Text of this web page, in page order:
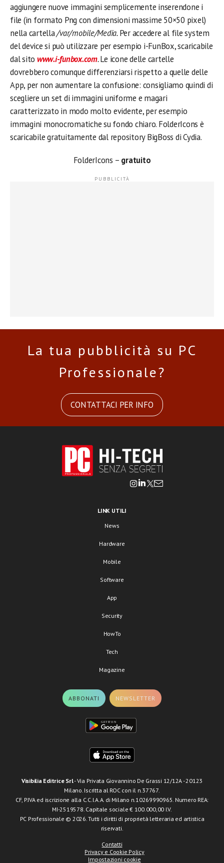
aggiungere nuove immagini semplicemente inserendone i
file (in formato Png con dimensioni massime 50×50 pixel)
nella cartella/var/mobile/Media.Per accedere al file system
del device si può utilizzare per esempio i-FunBox, scaricabile
dal sito www.i-funbox.com.Le icone delle cartelle
dovrebbero comunque differenziarsi rispetto a quelle delle
App, per non aumentare la confusione: consigliamo quindi di
scegliere un set di immagini uniforme e magari
caratterizzato in modo molto evidente, per esempio
immagini monocromatiche su fondo chiaro. FolderIcons è
scaricabile gratuitamente dal repository BigBoss di Cydia.
FolderIcons – gratuito
La tua pubblicità su PC
Professionale?
CONTATTACI PER INFO
LINK UTILI
News
Hardware
Mobile
Software
App
Security
HowTo
Tech
Magazine
ABBONATI NEWSLETTER
Visibilia Editrice Srl- Via Privata Giovannino De Grassi 12/12A - 20123
Milano. Iscritta al ROC con il n.37767.
CF, P.IVA ed iscrizione alla C.C.I.A.A. di Milano n.10269990965. Numero REA:
MI-2519578. Capitale sociale € 100.000,00 I.V.
PC Professionale © 2026. Tutti i diritti di proprietà letteraria ed artistica
riservati.
Contatti
Privacy e Cookie Policy
Impostazioni cookie